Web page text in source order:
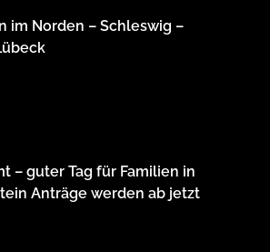
im Norden – Schleswig –
– guter Tag für Familien in
Anträge werden ab jetzt